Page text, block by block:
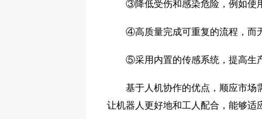
③降低受伤和感染危险，例如使
④高质量完成可重复的流程，而
⑤采用内置的传感系统，提高生
基于人机协作的优点，顺应市场需
让机器人更好地和工人配合，能够适